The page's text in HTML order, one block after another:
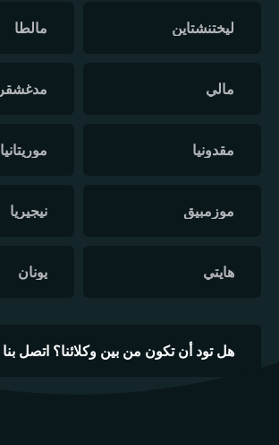
ليختنشتاين مالطا
مالي مدغشقر
مقدونيا موريتانيا
موزمبيق نيجيريا
هايتي يونان
هل تود أن تكون من بين وكلائنا؟ اتصل بنا